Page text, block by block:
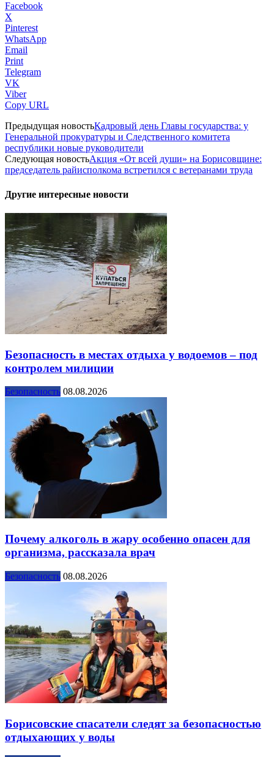
Facebook
X
Pinterest
WhatsApp
Email
Print
Telegram
VK
Viber
Copy URL
Предыдущая новостьКадровый день Главы государства: у
Генеральной прокуратуры и Следственного комитета
республики новые руководители
Следующая новостьАкция «От всей души» на Борисовщине:
председатель райисполкома встретился с ветеранами труда
Другие интересные новости
Безопасность в местах отдыха у водоемов – под
контролем милиции
Безопасность 08.08.2026
Почему алкоголь в жару особенно опасен для
организма, рассказала врач
Безопасность 08.08.2026
Борисовские спасатели следят за безопасностью
отдыхающих у воды